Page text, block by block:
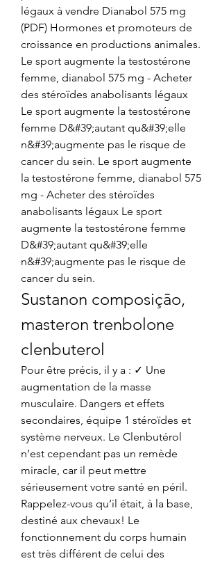
légaux à vendre Dianabol 575 mg
(PDF) Hormones et promoteurs de
croissance en productions animales.
Le sport augmente la testostérone
femme, dianabol 575 mg - Acheter
des stéroïdes anabolisants légaux
Le sport augmente la testostérone
femme D&#39;autant qu&#39;elle
n&#39;augmente pas le risque de
cancer du sein. Le sport augmente
la testostérone femme, dianabol 575
mg - Acheter des stéroïdes
anabolisants légaux Le sport
augmente la testostérone femme
D&#39;autant qu&#39;elle
n&#39;augmente pas le risque de
cancer du sein.
Sustanon composição,
masteron trenbolone
clenbuterol
Pour être précis, il y a : ✓ Une
augmentation de la masse
musculaire. Dangers et effets
secondaires, équipe 1 stéroïdes et
système nerveux. Le Clenbutérol
n’est cependant pas un remède
miracle, car il peut mettre
sérieusement votre santé en péril.
Rappelez-vous qu’il était, à la base,
destiné aux chevaux! Le
fonctionnement du corps humain
est très différent de celui des